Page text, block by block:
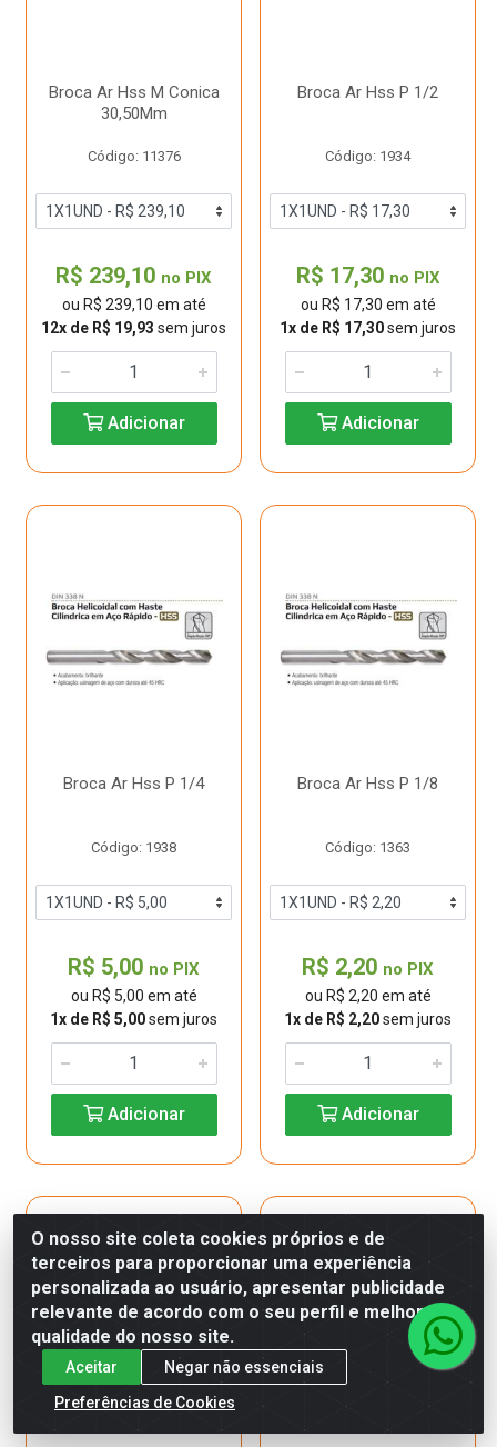
Broca Ar Hss M Conica
30,50Mm
Código: 11376
R$ 239,10 no PIX
ou R$ 239,10 em até
12x de R$ 19,93 sem juros
Adicionar
Broca Ar Hss P 1/2
Código: 1934
R$ 17,30 no PIX
ou R$ 17,30 em até
1x de R$ 17,30sem juros
Adicionar
Broca Ar Hss P 1/4
Código: 1938
R$ 5,00 no PIX
ou R$ 5,00 em até
1x de R$ 5,00sem juros
Adicionar
Broca Ar Hss P 1/8
Código: 1363
R$ 2,20 no PIX
ou R$ 2,20 em até
1x de R$ 2,20sem juros
Adicionar
O nosso site coleta cookies próprios e de
terceiros para proporcionar uma experiência
personalizada ao usuário, apresentar publicidade
relevante de acordo com o seu perfil e melhorar a
qualidade do nosso site.
Aceitar
Negar não essenciais
Preferências de Cookies